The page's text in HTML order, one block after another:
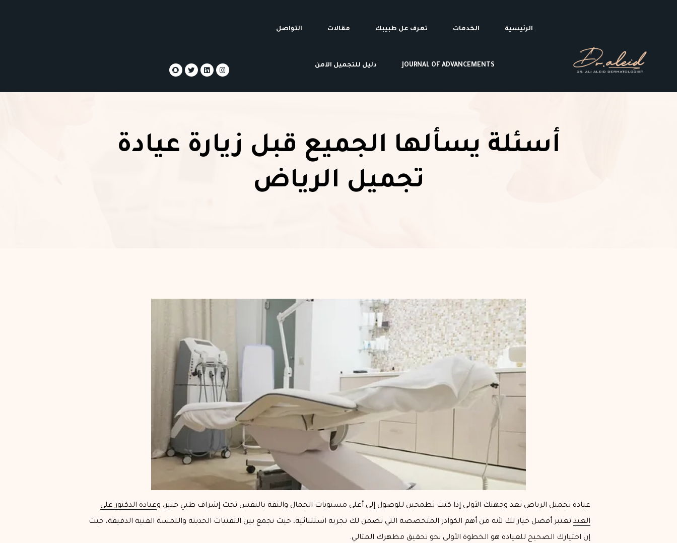
الرئيسية الخدمات تعرف عل طبيبك مقالات التواصل
JOURNAL OF ADVANCEMENTS دليل للتجميل الآمن
أسئلة يسألها الجميع قبل زيارة عيادة
تجميل الرياض
عيادة تجميل الرياض تعد وجهتك الأولى إذا كنت تطمحين للوصول إلى أعلى مستويات الجمال والثقة بالنفس تحت إشراف طبي خبير، وعيادة الدكتور علي
العيد تعتبر أفضل خيار لك لأنه من أهم الكوادر المتخصصة التي تضمن لك تجربة استثنائية، حيث نجمع بين التقنيات الحديثة واللمسة الفنية الدقيقة، حيث
إن اختيارك الصحيح للعيادة هو الخطوة الأولى نحو تحقيق مظهرك المثالي.